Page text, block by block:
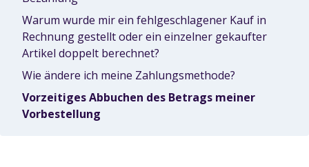
Warum wurde mir ein fehlgeschlagener Kauf in
Rechnung gestellt oder ein einzelner gekaufter
Artikel doppelt berechnet?
Wie ändere ich meine Zahlungsmethode?
Vorzeitiges Abbuchen des Betrags meiner
Vorbestellung